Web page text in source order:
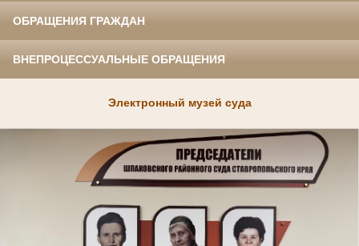
ОБРАЩЕНИЯ ГРАЖДАН
ВНЕПРОЦЕССУАЛЬНЫЕ ОБРАЩЕНИЯ
Электронный музей суда